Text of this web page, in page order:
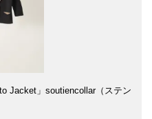
Jacket」soutiencollar（ステン